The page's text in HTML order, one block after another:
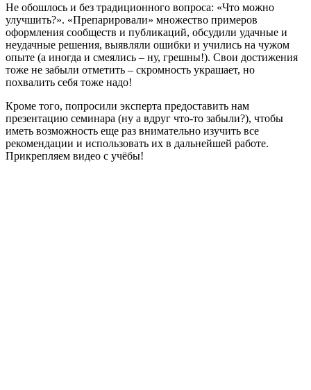
Не обошлось и без традиционного вопроса: «Что можно
улучшить?». «Препарировали» множество примеров
оформления сообществ и публикаций, обсудили удачные и
неудачные решения, выявляли ошибки и учились на чужом
опыте (а иногда и смеялись – ну, грешны!). Свои достижения
тоже не забыли отметить – скромность украшает, но
похвалить себя тоже надо!
Кроме того, попросили эксперта предоставить нам
презентацию семинара (ну а вдруг что-то забыли?), чтобы
иметь возможность еще раз внимательно изучить все
рекомендации и использовать их в дальнейшей работе.
Прикрепляем видео с учёбы!